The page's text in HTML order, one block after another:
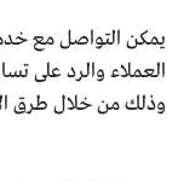
يمكن التواصل مع
العملاء والرد على
وذلك من خلال طرق